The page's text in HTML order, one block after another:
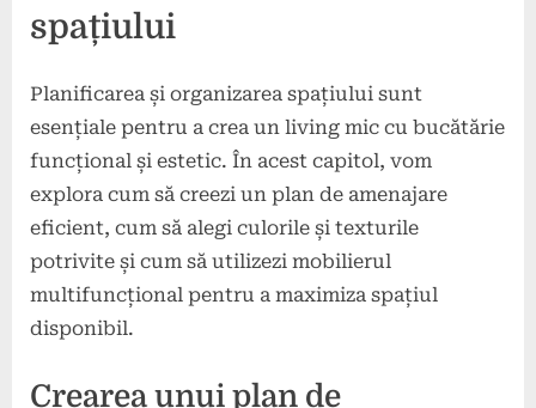
spațiului
Planificarea și organizarea spațiului sunt
esențiale pentru a crea un living mic cu bucătărie
funcțional și estetic. În acest capitol, vom
explora cum să creezi un plan de amenajare
eficient, cum să alegi culorile și texturile
potrivite și cum să utilizezi mobilierul
multifuncțional pentru a maximiza spațiul
disponibil.
Crearea unui plan de